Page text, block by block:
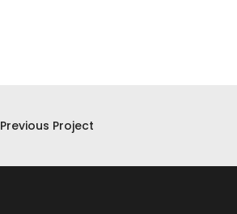
Previous Project